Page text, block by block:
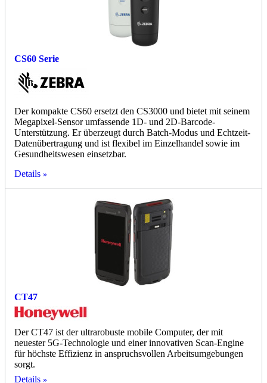
CS60 Serie
Der kompakte CS60 ersetzt den CS3000 und bietet mit seinem
Megapixel-Sensor umfassende 1D- und 2D-Barcode-
Unterstützung. Er überzeugt durch Batch-Modus und Echtzeit-
Datenübertragung und ist flexibel im Einzelhandel sowie im
Gesundheitswesen einsetzbar.
Details
CT47
Der CT47 ist der ultrarobuste mobile Computer, der mit
neuester 5G-Technologie und einer innovativen Scan-Engine
für höchste Effizienz in anspruchsvollen Arbeitsumgebungen
sorgt.
Details